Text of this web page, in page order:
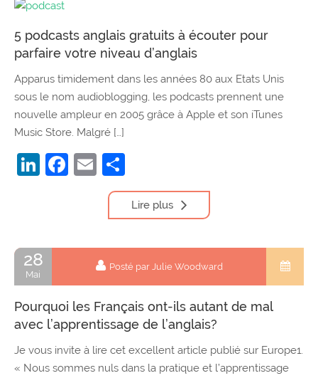
5 podcasts anglais gratuits à écouter pour
parfaire votre niveau d’anglais
Apparus timidement dans les années 80 aux Etats Unis
sous le nom audioblogging, les podcasts prennent une
nouvelle ampleur en 2005 grâce à Apple et son iTunes
Music Store. Malgré […]
LinkedIn
Facebook
Email
Lire plus
28
Mai
Posté par Julie Woodward
Pourquoi les Français ont-ils autant de mal
avec l’apprentissage de l’anglais?
Je vous invite à lire cet excellent article publié sur Europe1.
« Nous sommes nuls dans la pratique et l’apprentissage